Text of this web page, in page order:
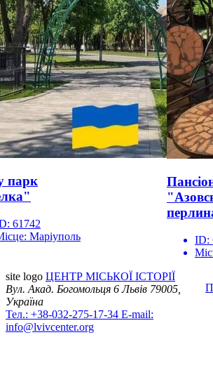
парк
61742
Маріуполь ID:
site logo ЦЕНТР МІСЬКОЇ ІСТОРІЇ
Вул. Акад. Богомольця 6Львів 79005,
Україна
Тел.: +38-032-275-17-34 E-mail:
info@lvivcenter.org